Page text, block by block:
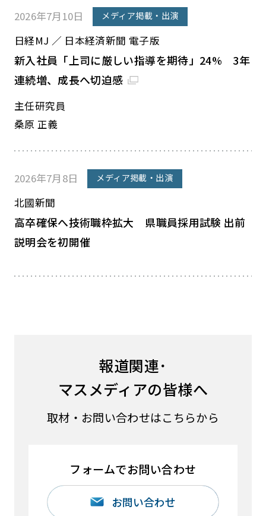
2026年7月10日 メディア掲載・出演
日経MJ ／ 日本経済新聞 電子版
新入社員「上司に厳しい指導を期待」24% 3年
連続増、成長へ切迫感
主任研究員
桑原 正義
2026年7月8日 メディア掲載・出演
北國新聞
高卒確保へ技術職枠拡大 県職員採用試験 出前
説明会を初開催
報道関連･
マスメディアの皆様へ
取材・お問い合わせはこちらから
フォームでお問い合わせ
お問い合わせ